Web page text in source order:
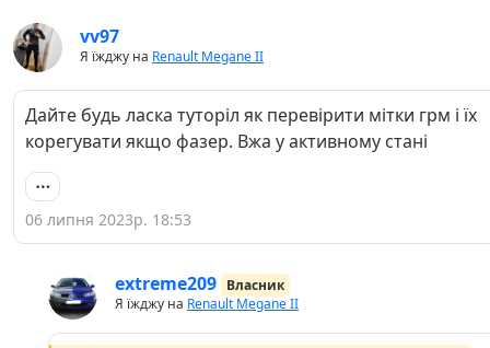
vv97
Я їжджу на Renault Megane II
Дайте будь ласка туторіл як перевірити мітки грм і їх
корегувати якщо фазер. Вжа у активному стані
06 липня 2023р. 18:53
extreme209 Власник
Я їжджу на Renault Megane II